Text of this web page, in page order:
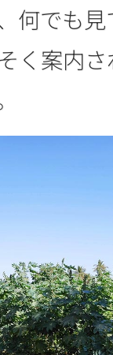
何でも
く案内